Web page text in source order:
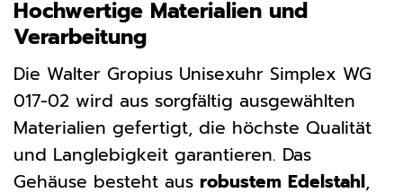
Hochwertige Materialien und
Verarbeitung
Die Walter Gropius Unisexuhr Simplex WG
017-02 wird aus sorgfältig ausgewählten
Materialien gefertigt, die höchste Qualität
und Langlebigkeit garantieren. Das
Gehäuse besteht aus robustem Edelstahl,